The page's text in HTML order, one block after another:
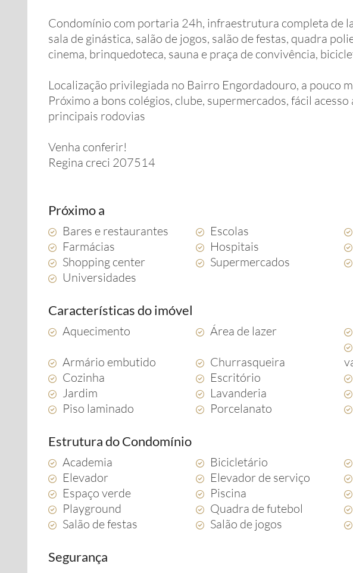
Condomínio com portaria 24h, infraestrutura completa de
sala de ginástica, salão de jogos, salão de festas, quadra
cinema, brinquedoteca, sauna e praça de convivência,
Localização privilegiada no Bairro Engordadouro, a pouco
Próximo a bons colégios, clube, supermercados, fácil
principais rodovias
Venha conferir!
Regina creci 207514
Próximo a
Bares e restaurantes Escolas
Farmácias
Hospitais
Shopping center
Supermercados
Universidades
Características do imóvel
Aquecimento Área de lazer
Armário embutido Churrasqueira
Cozinha
Escritório
Jardim
Lavanderia
Piso laminado
Porcelanato
Estrutura do Condomínio
Academia Bicicletário
Elevador
Elevador de serviço
Espaço verde
Piscina
Playground
Quadra de futebol
Salão de festas
Salão de jogos
Segurança